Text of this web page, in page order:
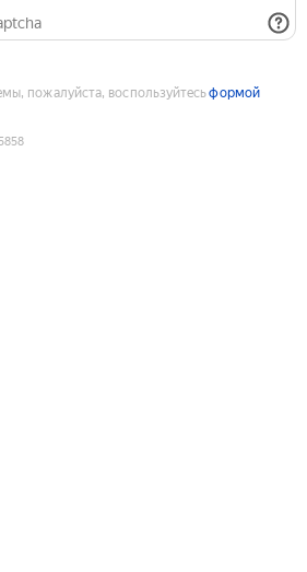
пожалуйста, воспользуйтесьформой